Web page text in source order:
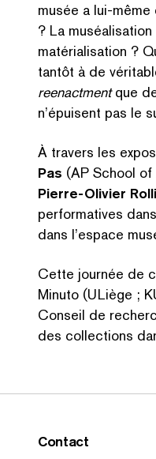
musée a lui-
? La
matéri­al­i­sa­tion ?
tantôt à de
reenactmentque
n’épuisent pas le
À travers les
Pas (AP School of
Pierre-Olivier
per­for­ma­tives
dans l’espace
Cette journée de
Minuto (ULiège ;
Conseil de
des collections
Contact